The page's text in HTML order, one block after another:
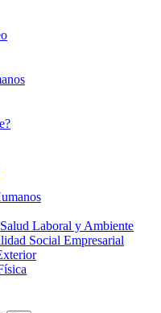
Laboral y Ambiente
Social Empresarial